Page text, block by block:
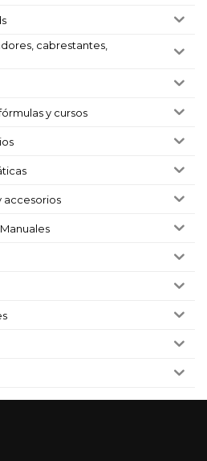
cabrestantes,
y cursos
accesorios